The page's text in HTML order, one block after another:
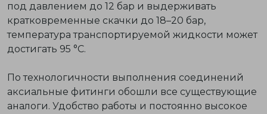
под давлением до 12 бар и выдерживать
кратковременные скачки до 18–20 бар,
температура транспортируемой жидкости может
достигать 95 °С.
По технологичности выполнения соединений
аксиальные фитинги обошли все существующие
аналоги. Удобство работы и постоянно высокое